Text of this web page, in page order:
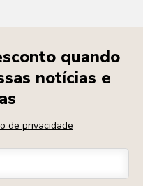
quando
notícias e
de privacidade